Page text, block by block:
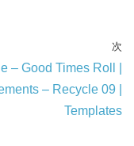
次
– Good Times Roll |
– Recycle 09 |
Templates